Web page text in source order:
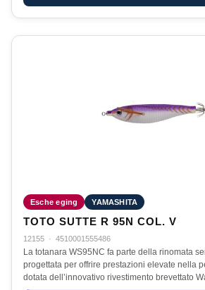
Esche eging YAMASHITA
TOTO SUTTE R 95N COL. V
12155 · 4510001555486
La totanara WS95NC fa parte della rinomata
progettata per offrire prestazioni elevate nella
dotata dell’innovativo rivestimento brevettato